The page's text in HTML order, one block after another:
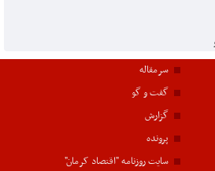
سرمقاله
گفت و گو
گزارش
پرونده
سایت روزنامه "اقتصاد کرمان"